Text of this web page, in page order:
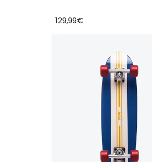
129,99€